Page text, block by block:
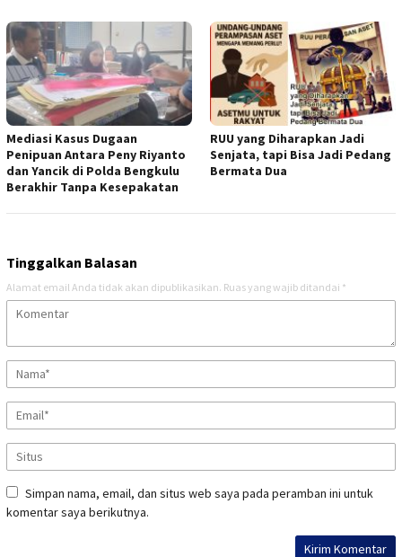
Mediasi Kasus Dugaan
Penipuan Antara Peny Riyanto
dan Yancik di Polda Bengkulu
Berakhir Tanpa Kesepakatan
RUU yang Diharapkan Jadi
Senjata, tapi Bisa Jadi Pedang
Bermata Dua
Tinggalkan Balasan
Alamat email Anda tidak akan dipublikasikan. Ruas yang wajib ditandai *
Simpan nama, email, dan situs web saya pada peramban ini untuk
komentar saya berikutnya.